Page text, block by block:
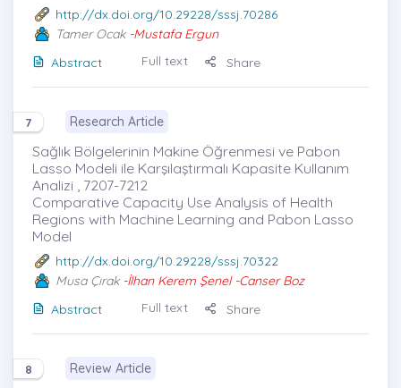
http://dx.doi.org/10.29228/sssj.70286
Tamer Ocak-Mustafa Ergun
Abstract
Full text Share
7 Research Article
Sağlık Bölgelerinin Makine Öğrenmesi ve Pabon
Lasso Modeli ile Karşılaştırmalı Kapasite Kullanım
Analizi , 7207-7212
Comparative Capacity Use Analysis of Health
Regions with Machine Learning and Pabon Lasso
Model
http://dx.doi.org/10.29228/sssj.70322
Musa Çırak-İlhan Kerem Şenel -Canser Boz
Abstract
Full text Share
8 Review Article